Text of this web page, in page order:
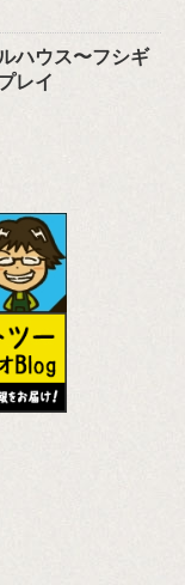
ハウス〜フシギ
レイ